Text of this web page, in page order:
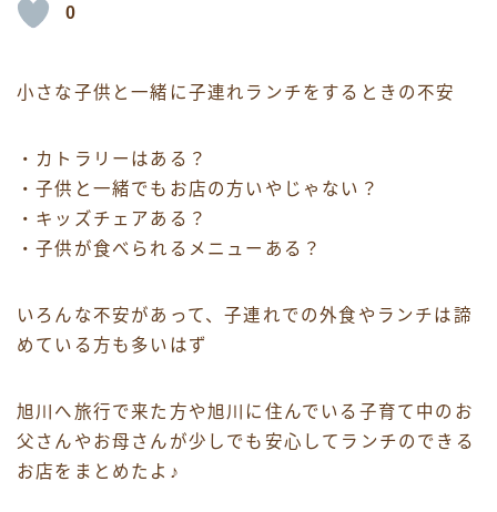
0
小さな子供と一緒に子連れランチをするときの不安
・カトラリーはある？
・子供と一緒でもお店の方いやじゃない？
・キッズチェアある？
・子供が食べられるメニューある？
いろんな不安があって、子連れでの外食やランチは諦
めている方も多いはず
旭川へ旅行で来た方や旭川に住んでいる子育て中のお
父さんやお母さんが少しでも安心してランチのできる
お店をまとめたよ♪